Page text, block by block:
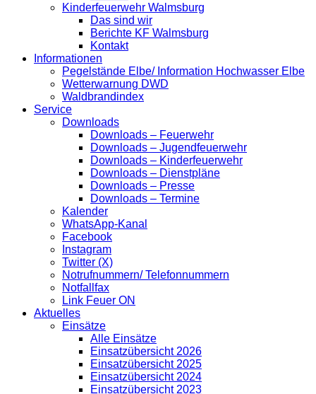
Kinderfeuerwehr Walmsburg
Das sind wir
Berichte KF Walmsburg
Kontakt
Informationen
Pegelstände Elbe/ Information Hochwasser Elbe
Wetterwarnung DWD
Waldbrandindex
Service
Downloads
Downloads – Feuerwehr
Downloads – Jugendfeuerwehr
Downloads – Kinderfeuerwehr
Downloads – Dienstpläne
Downloads – Presse
Downloads – Termine
Kalender
WhatsApp-Kanal
Facebook
Instagram
Twitter (X)
Notrufnummern/ Telefonnummern
Notfallfax
Link Feuer ON
Aktuelles
Einsätze
Alle Einsätze
Einsatzübersicht 2026
Einsatzübersicht 2025
Einsatzübersicht 2024
Einsatzübersicht 2023